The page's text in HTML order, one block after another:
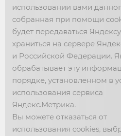
ЗВОНИТЕ НАМ!
Интернет-магазин: 📱 +7 (901) 910-
Фабрика: 📞 +7 (47467) 2-02-05
📱 +7 (910) 742-11-22
использовании вами
собранная при помощи
будет передаваться
храниться на сервере
и Российской Федерации.
обрабатывает эту
порядке, установленном в
использования сервиса
Яндекс.Метрика.
Вы можете отказаться от
использования cookies,